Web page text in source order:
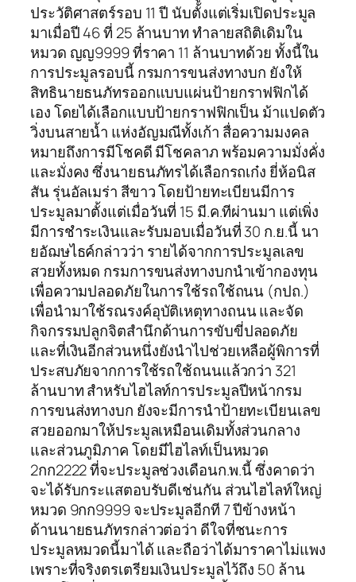
ประวัติศาสตร์รอบ 11 ปี นับตั้งแต่เริ่มเปิดประมูล
มาเมื่อปี 46 ที่ 25 ล้านบาท ทำลายสถิติเดิมใน
หมวด ญญ9999 ที่ราคา 11 ล้านบาทด้วย ทั้งนี้ใน
การประมูลรอบนี้ กรมการขนส่งทางบก ยังให้
สิทธินายธนภัทรออกแบบแผ่นป้ายกราฟฟิกได้
เอง โดยได้เลือกแบบป้ายกราฟฟิกเป็น ม้าแปดตัว
วิ่งบนสายน้ำ แห่งอัญมณีทั้งเก้า สื่อความมงคล
หมายถึงการมีโชคดี มีโชคลาภ พร้อมความมั่งคั่ง
และมั่งคง ซึ่งนายธนภัทรได้เลือกรถเก๋ง ยี่ห้อนิส
สัน รุ่นอัลเมร่า สีขาว โดยป้ายทะเบียนมีการ
ประมูลมาตั้งแต่เมื่อวันที่ 15 มี.ค.ทีผ่านมา แต่เพิ่ง
มีการชำระเงินและรับมอบเมื่อวันที่ 30 ก.ย.นี้ นา
ยอัฌษไธค์กล่าวว่า รายได้จากการประมูลเลข
สวยทั้งหมด กรมการขนส่งทางบกนำเข้ากองทุน
เพื่อความปลอดภัยในการใช้รถใช้ถนน (กปถ.)
เพื่อนำมาใช้รณรงค์อุบัติเหตุทางถนน และจัด
กิจกรรมปลูกจิตสำนึกด้านการขับขี่ปลอดภัย
และที่เงินอีกส่วนหนึ่งยังนำไปช่วยเหลือผู้พิการที่
ประสบภัยจากการใช้รถใช้ถนนแล้วกว่า 321
ล้านบาท สำหรับไฮไลท์การประมูลปีหน้ากรม
การขนส่งทางบก ยังจะมีการนำป้ายทะเบียนเลข
สวยออกมาให้ประมูลเหมือนเดิมทั้งส่วนกลาง
และส่วนภูมิภาค โดยมีไฮไลท์เป็นหมวด
2กก2222 ที่จะประมูลช่วงเดือนก.พ.นี้ ซึ่งคาดว่า
จะได้รับกระแสตอบรับดีเช่นกัน ส่วนไฮไลท์ใหญ่
หมวด 9กก9999 จะประมูลอีกที 7 ปีข้างหน้า
ด้านนายธนภัทรกล่าวต่อว่า ดีใจที่ชนะการ
ประมูลหมวดนี้มาได้ และถือว่าได้มาราคาไม่แพง
เพราะที่จริงตรเตรียมเงินประมูลไว้ถึง 50 ล้าน